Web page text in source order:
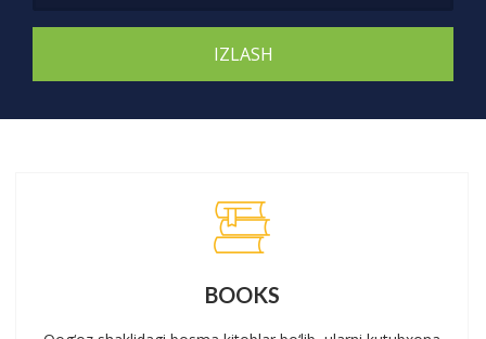
BOOKS